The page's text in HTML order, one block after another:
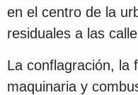
en el centro de la
residuales a las
La conflagración, la
maquinaria y